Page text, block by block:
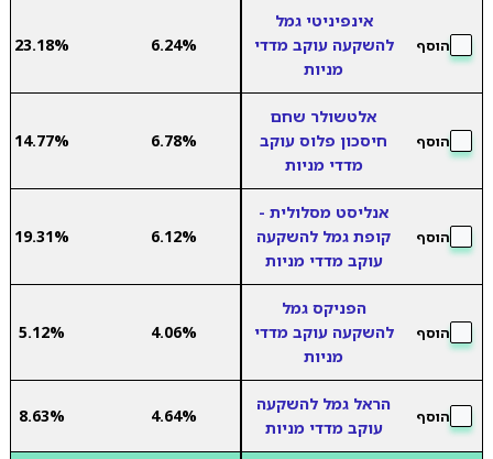
הוסף
אינפיניטי גמל
להשקעה עוקב מדדי
מניות
6.24%
23.18%
הוסף
אלטשולר שחם
חיסכון פלוס עוקב
מדדי מניות
6.78%
14.77%
הוסף
אנליסט מסלולית -
קופת גמל להשקעה
עוקב מדדי מניות
6.12%
19.31%
הוסף
הפניקס גמל
להשקעה עוקב מדדי
מניות
4.06%
5.12%
הוסף
הראל גמל להשקעה
עוקב מדדי מניות
4.64%
8.63%